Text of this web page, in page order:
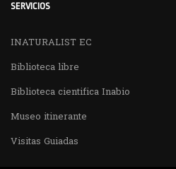
SERVICIOS
INATURALIST EC
Biblioteca libre
Biblioteca cientifica Inabio
Museo itinerante
Visitas Guiadas